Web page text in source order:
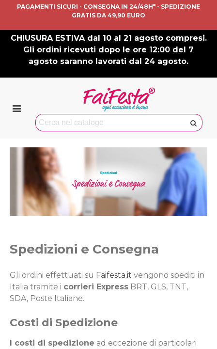
PAGAMENTI SICURI - CONSEGNA IN 24/48H* - SPEDIZIONE
GRATIS DA 49,90 EURO
CHIUSURA ESTIVA dal 10 al 21 agosto compresi.
Gli ordini ricevuti dopo le ore 12:00 del 7
agosto saranno lavorati dal 24 agosto.
Spedizioni e Consegna
Gli ordini effettuati su Faifesta.it vengono spediti in
Italia tramite i corrieri Express BRT, GLS, TNT,
SDA, Poste Italiane.
Costi di Spedizione
I costi di spedizione ad eccezione di particolari